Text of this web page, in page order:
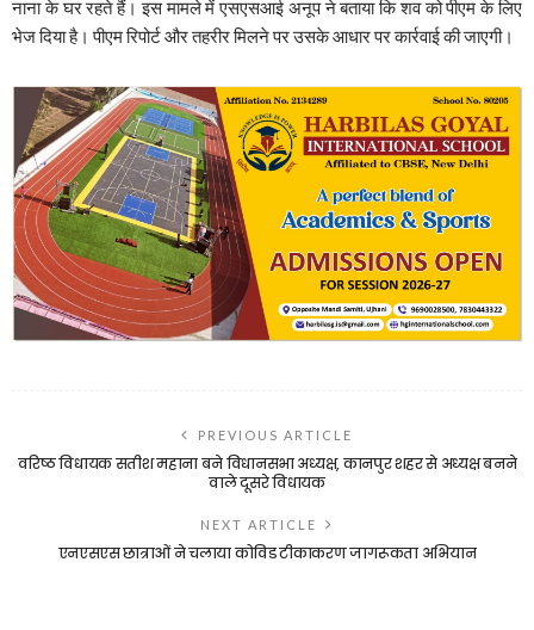
नाना के घर रहते हैं। इस मामले में एसएसआई अनूप ने बताया कि शव को पीएम के लिए
भेज दिया है। पीएम रिपोर्ट और तहरीर मिलने पर उसके आधार पर कार्रवाई की जाएगी।
PREVIOUS ARTICLE
वरिष्ठ विधायक सतीश महाना बने विधानसभा अध्यक्ष, कानपुर शहर से अध्यक्ष बनने
वाले दूसरे विधायक
NEXT ARTICLE
एनएसएस छात्राओं ने चलाया कोविड टीकाकरण जागरूकता अभियान